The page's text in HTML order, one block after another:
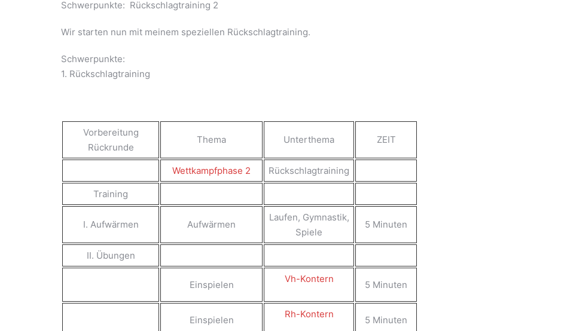
Schwerpunkte: Rückschlagtraining 2
Wir starten nun mit meinem speziellen Rückschlagtraining.
Schwerpunkte:
1. Rückschlagtraining
Vorbereitung
Rückrunde
Thema Unterthema ZEIT
Wettkampfphase 2 Rückschlagtraining
Training
I. Aufwärmen Aufwärmen
Laufen, Gymnastik,
Spiele
5 Minuten
II. Übungen
Einspielen
Vh-Kontern
5 Minuten
Einspielen
Rh-Kontern
5 Minuten